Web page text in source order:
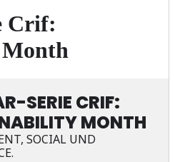
Crif:
SERIE CRIF:
MONTH
SOCIAL UND